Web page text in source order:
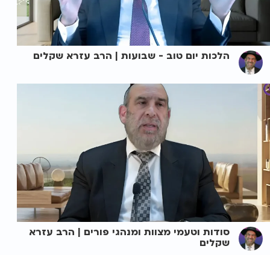
הלכות יום טוב - שבועות | הרב עזרא שקלים
סודות וטעמי מצוות ומנהגי פורים | הרב עזרא
שקלים